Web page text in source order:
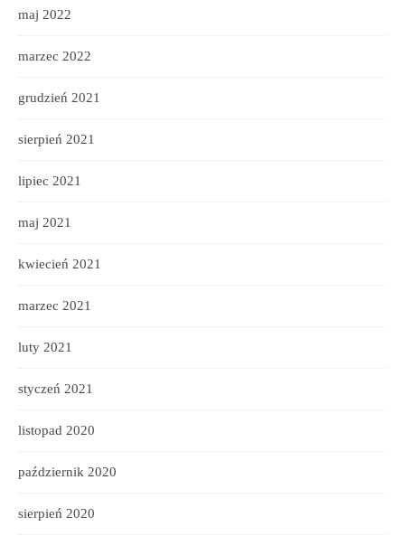
maj 2022
marzec 2022
grudzień 2021
sierpień 2021
lipiec 2021
maj 2021
kwiecień 2021
marzec 2021
luty 2021
styczeń 2021
listopad 2020
październik 2020
sierpień 2020